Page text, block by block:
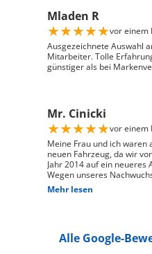
und engagierte Art hat
angenehm gemacht. Die
und zuverlässig, und ich
erhalten, wie ich es mir
Züri West
bedanke mich herzlich für
Mladen R
★★★★★vor einem
Ausgezeichnete Auswahl
Mitarbeiter. Tolle Erfahrung. Autos sind bis zu
günstiger als bei
Mr. Cinicki
★★★★★vor einem
Meine Frau und ich waren
neuen Fahrzeug, da wir
Jahr 2014 auf ein neueres
Wegen unseres
wichtig, dass genügend
vorhanden ist und das
Bedürfnisse mit
etwas zu klein. Nach der Probefahrt hat uns der Berater
Mehr lesen
Alle Google-